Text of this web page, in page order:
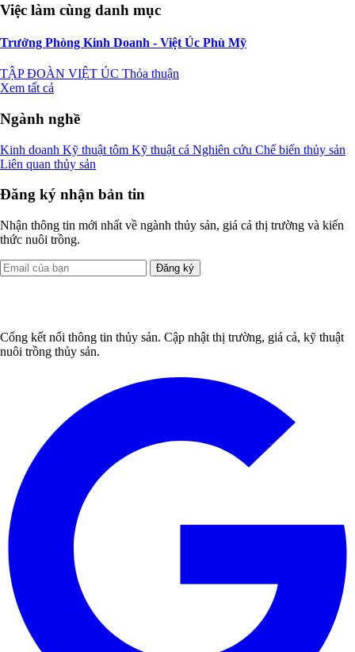
Việc làm cùng danh mục
Trưởng Phòng Kinh Doanh - Việt Úc Phù Mỹ
TẬP ĐOÀN VIỆT ÚC Thỏa thuận
Xem tất cả
Ngành nghề
Kinh doanh Kỹ thuật tôm Kỹ thuật cá Nghiên cứu Chế biến thủy sản
Liên quan thủy sản
Đăng ký nhận bản tin
Nhận thông tin mới nhất về ngành thủy sản, giá cả thị trường và kiến
thức nuôi trồng.
Đăng ký
Cổng kết nối thông tin thủy sản. Cập nhật thị trường, giá cả, kỹ thuật
nuôi trồng thủy sản.